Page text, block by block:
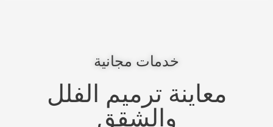
خدمات مجانية
معاينة ترميم الفلل
والشقق